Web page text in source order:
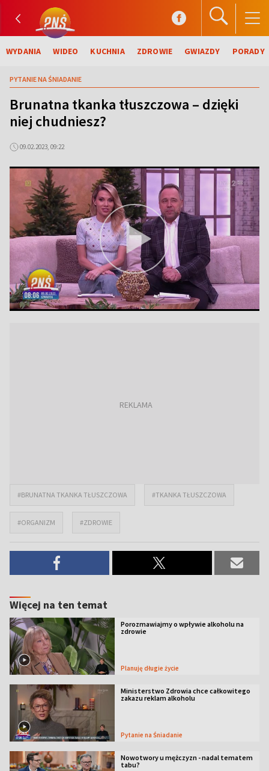
WYDANIA WIDEO KUCHNIA ZDROWIE GWIAZDY PORADY
PYTANIE NA ŚNIADANIE
Brunatna tkanka tłuszczowa – dzięki
niej chudniesz?
09.02.2023, 09:22
#BRUNATNA TKANKA TŁUSZCZOWA #TKANKA TŁUSZCZOWA
#ORGANIZM #ZDROWIE
Więcej na ten temat
Porozmawiajmy o wpływie alkoholu na
zdrowie
Planuję długie życie
Ministerstwo Zdrowia chce całkowitego
zakazu reklam alkoholu
Pytanie na Śniadanie
Nowotwory u mężczyzn - nadal tematem
tabu?